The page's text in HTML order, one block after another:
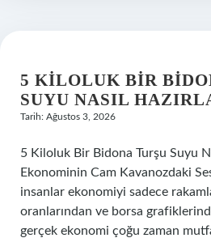
5 KILOLUK BIR
SUYU NASIL
Tarih: Ağustos 3, 2026
5 Kiloluk Bir Bidona Turşu Suyu
Ekonominin Cam Kavanozdaki
insanlar ekonomiyi sadece
oranlarından ve borsa
gerçek ekonomi çoğu zaman